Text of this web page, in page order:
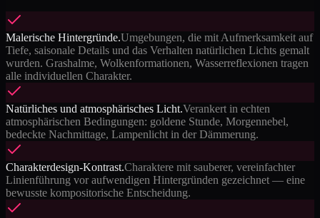
Malerische Hintergründe.Umgebungen, die mit Aufmerksamkeit auf
Tiefe, saisonale Details und das Verhalten natürlichen Lichts gemalt
wurden. Grashalme, Wolkenformationen, Wasserreflexionen tragen
alle individuellen Charakter.
Natürliches und atmosphärisches Licht.Verankert in echten
atmosphärischen Bedingungen: goldene Stunde, Morgennebel,
bedeckte Nachmittage, Lampenlicht in der Dämmerung.
Charakterdesign-Kontrast.Charaktere mit sauberer, vereinfachter
Linienführung vor aufwendigen Hintergründen gezeichnet — eine
bewusste kompositorische Entscheidung.